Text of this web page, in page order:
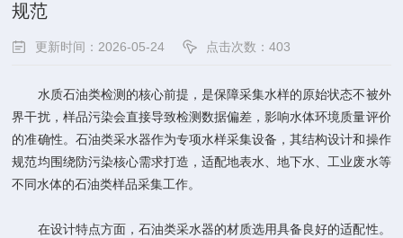
规范
更新时间：2026-05-24 点击次数：403
水质石油类检测的核心前提，是保障采集水样的原始状态不被外
界干扰，样品污染会直接导致检测数据偏差，影响水体环境质量评价
的准确性。石油类采水器作为专项水样采集设备，其结构设计和操作
规范均围绕防污染核心需求打造，适配地表水、地下水、工业废水等
不同水体的石油类样品采集工作。
在设计特点方面，石油类采水器的材质选用具备良好的适配性。